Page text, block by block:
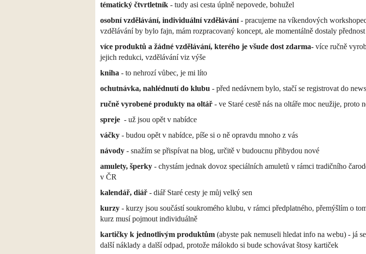
tématický čtvrtletník - tudy asi cesta úplně nepovede, bohužel
osobní vzdělávání, individuální vzdělávání- pracujeme na víkendových
vzdělávání by bylo fajn, mám rozpracovaný koncept, ale momentálně dostaly
více produktů a žádné vzdělávání, kterého je všude dost zdarma- více ručně
jejich redukci, vzdělávání viz výše
kniha - to nehrozí vůbec, je mi líto
ochutnávka, nahlédnutí do klubu - před nedávnem bylo, stačí se registrovat do
ručně vyrobené produkty na oltář - ve Staré cestě nás na oltáře moc neužije, proto
spreje - už jsou opět v nabídce
váčky - budou opět v nabídce, píše si o ně opravdu mnoho z vás
návody - snažím se přispívat na blog, určitě v budoucnu přibydou nové
amulety, šperky - chystám jednak dovoz speciálních amuletů v rámci tradičního
v ČR
kalendář, diář - diář Staré cesty je můj velký sen
kurzy - kurzy jsou součástí soukromého klubu, v rámci předplatného, přemýšlím o
kurz musí pojmout individuálně
kartičky k jednotlivým produktům (abyste pak nemuseli hledat info na webu) - já
další náklady a další odpad, protože málokdo si bude schovávat štosy kartiček